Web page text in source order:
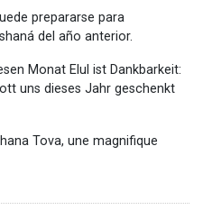
prepararse para
del año anterior.
Monat Elul ist Dankbarkeit:
uns dieses Jahr geschenkt
Tova, une magnifique